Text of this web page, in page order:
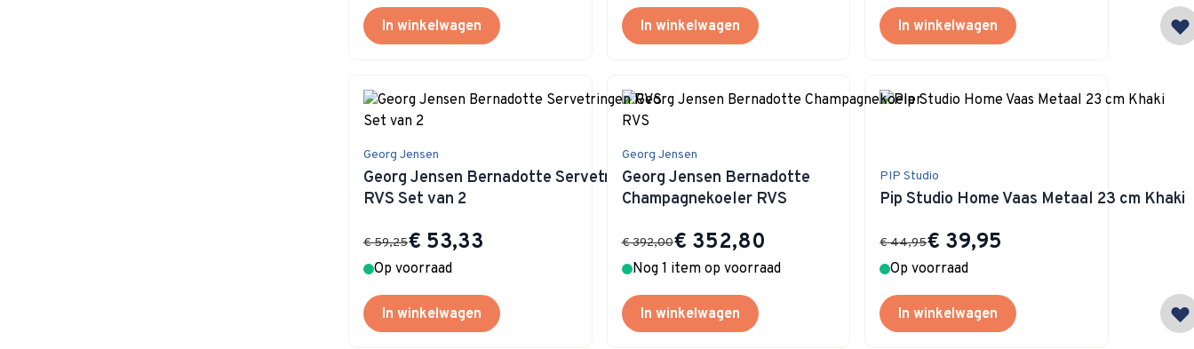
In winkelwagen In winkelwagen In winkelwagen
Georg Jensen
Georg Jensen Bernadotte Servetringen
RVS Set van 2
Special Price
€ 53,33
€ 59,25
Op voorraad
In winkelwagen
Georg Jensen
Georg Jensen Bernadotte
Champagnekoeler RVS
Special Price
€ 352,80
€ 392,00
Nog 1 item op voorraad
In winkelwagen
PIP Studio
Pip Studio Home Vaas Metaal 23 cm Khaki
Special Price
€ 39,95
€ 44,95
Op voorraad
In winkelwagen